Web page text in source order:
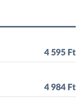
4 595 Ft
4 984 Ft